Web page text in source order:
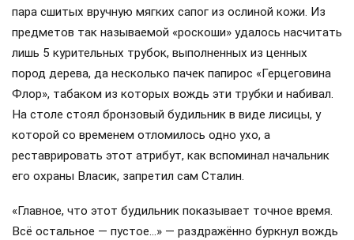
пара сшитых вручную мягких сапог из ослиной кожи. Из
предметов так называемой «роскоши» удалось насчитать
лишь 5 курительных трубок, выполненных из ценных
пород дерева, да несколько пачек папирос «Герцеговина
Флор», табаком из которых вождь эти трубки и набивал.
На столе стоял бронзовый будильник в виде лисицы, у
которой со временем отломилось одно ухо, а
реставрировать этот атрибут, как вспоминал начальник
его охраны Власик, запретил сам Сталин.
«Главное, что этот будильник показывает точное время.
Всё остальное — пустое…» — раздражённо буркнул вождь